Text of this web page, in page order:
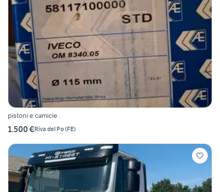
pistoni e camicie .
1.500 €Riva del Po(FE)